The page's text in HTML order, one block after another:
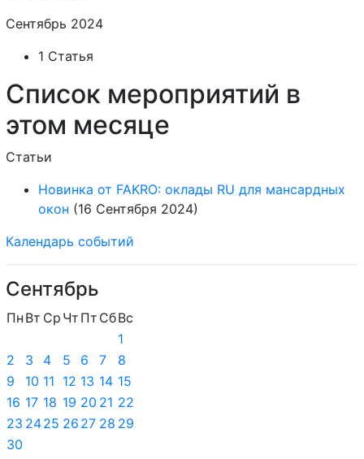
Сентябрь 2024
1 Статья
Список мероприятий в
этом месяце
Статьи
Новинка от FAKRO: оклады RU для мансардных
окон (16 Сентября 2024)
Календарь событий
Сентябрь
Пн Вт Ср Чт Пт СбВс
1
2
3 4 5 6 7
8
9
10 11 12 13 14 15
16 17 18 19 20 21 22
23 2425 26 27 28 29
30